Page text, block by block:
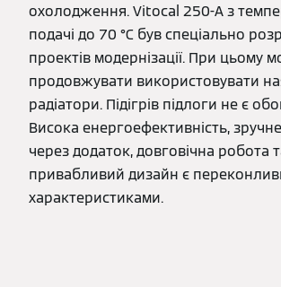
охолодження. Vitocal 250-A з
подачі до 70 °C був спеціально
проектів модернізації. При цьому
продовжувати використовувати
радіатори. Підігрів підлоги не є
Висока енергоефективність,
через додаток, довговічна робота
привабливий дизайн є
характеристиками.